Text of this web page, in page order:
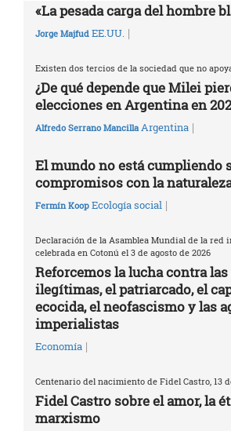
«La pesada carga del hombre
Jorge Majfud EE.UU. |
Existen dos tercios de la sociedad que no
¿De qué depende que Milei
elecciones en Argentina en
Alfredo Serrano Mancilla Argentina |
El mundo no está cumpliendo
compromisos con la
Fermín Koop Ecología social |
Declaración de la Asamblea Mundial de la red
celebrada en Cotonú el 3 de agosto de 2026
Reforcemos la lucha contra las
ilegítimas, el patriarcado, el
ecocida, el neofascismo y las
imperialistas
Economía |
Centenario del nacimiento de Fidel Castro, 13
Fidel Castro sobre el amor, la
marxismo